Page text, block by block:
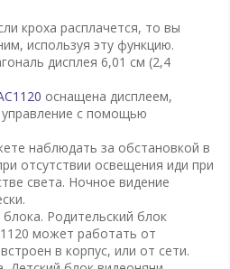
кроха расплачется, то вы
используя эту функцию.
дисплея 6,01 см (2,4
оснащена дисплеем,
с помощью
наблюдать за обстановкой в
отсутствии освещения иди при
света. Ночное видение
Родительский блок
может работать от
в корпус, или от сети.